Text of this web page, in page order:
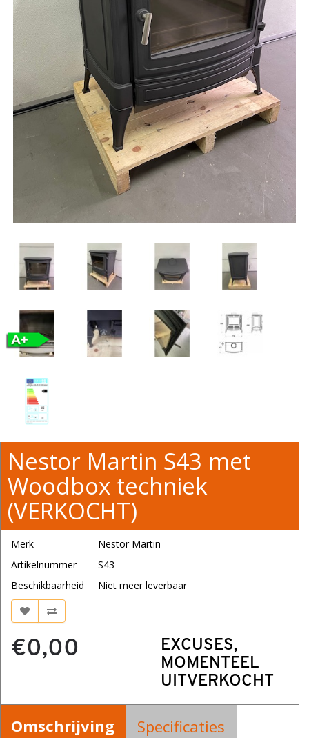
Nestor Martin S43 met
Woodbox techniek
(VERKOCHT)
Merk
Nestor Martin
Artikelnummer
S43
Beschikbaarheid
Niet meer leverbaar
€0,00
EXCUSES,
MOMENTEEL
UITVERKOCHT
Omschrijving
Specificaties